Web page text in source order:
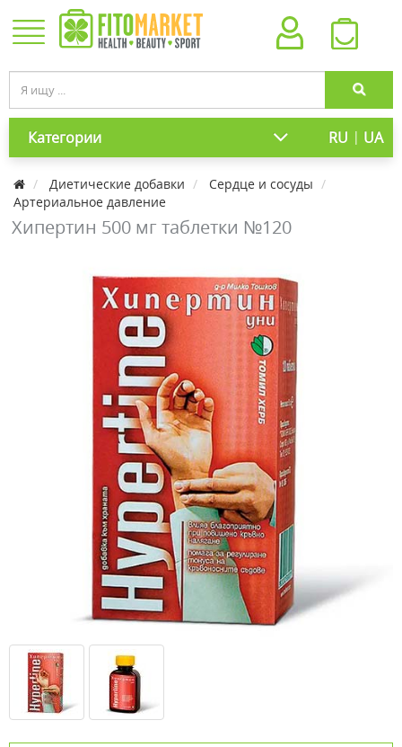
Категории RU | UA
Диетические добавки
Сердце и сосуды
Артериальное давление
Хипертин 500 мг таблетки №120